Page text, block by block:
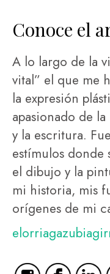
Conoce el
A lo largo de la
vital” el que me
la expresión
apasionado de
y la escritura.
estímulos donde
el dibujo y la
mi historia, mis
orígenes de mi